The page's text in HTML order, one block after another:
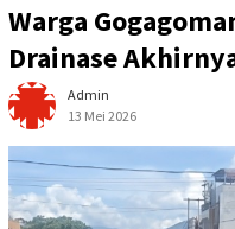
Warga
Drainase
Admin
13 Mei 2026